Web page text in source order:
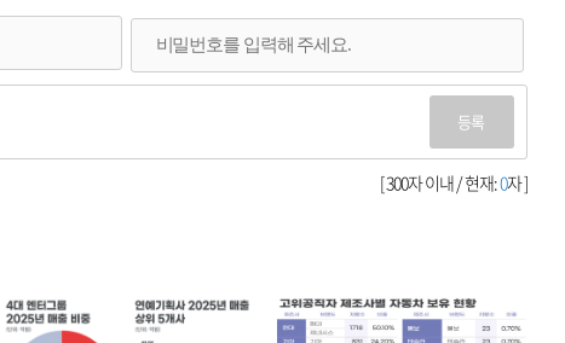
등록
[ 300자 이내 / 현재:0자 ]